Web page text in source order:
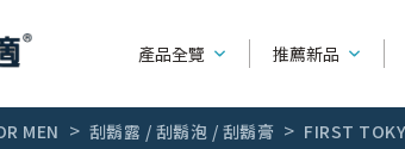
產品全覽 推薦新品
MEN 刮鬍露 / 刮鬍泡 / 刮鬍膏 FIRST